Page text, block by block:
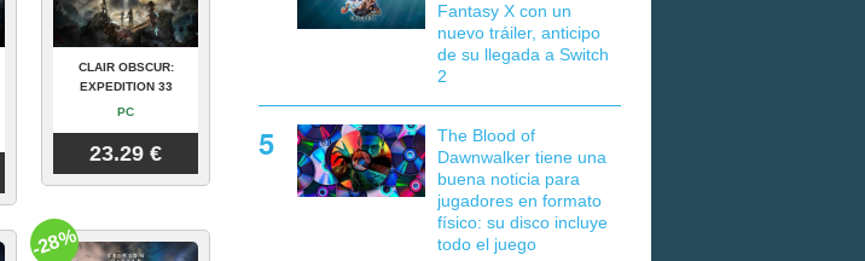
CLAIR OBSCUR:
EXPEDITION 33
PC
23.29 €
-28%
Fantasy X con un
nuevo tráiler, anticipo
de su llegada a Switch
2
The Blood of
Dawnwalker tiene una
buena noticia para
jugadores en formato
físico: su disco incluye
todo el juego